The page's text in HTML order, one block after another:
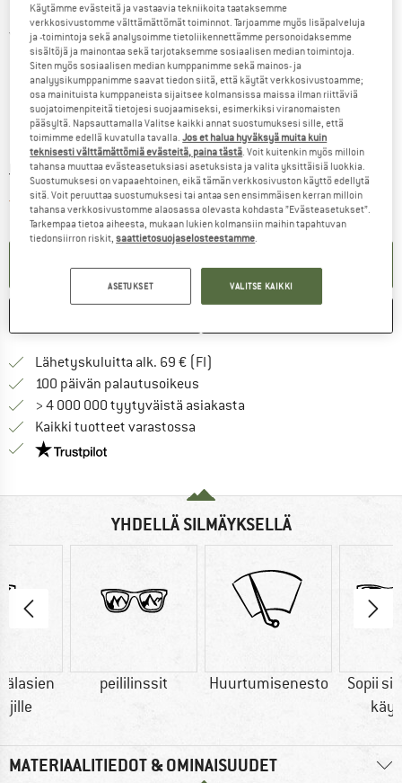
Yksityiskohtaiset tiedot
Hinta:
59,95€ sis. alv
lisätään LähetyskulutTietoa lähetyskuluista. Avautuu tietokentässä
Tuote on valitettavasti toistaiseksi loppunutLinkki avautuu tietokentässä
TEE ILMOITUSPYYNTÖ
Lähetyskuluitta alk. 69 € (FI)
100 päivän palautusoikeus
> 4 000 000 tyytyväistä asiakasta
Kaikki tuotteet varastossa
Meillä on Trustpilot -sertifiointi - lue lisää tästä!
YHDELLÄ SILMÄYKSELLÄ
peililinssit Huurtumisenesto
Sopii
MATERIAALITIEDOT & OMINAISUUDET
Käytämme evästeitä ja vastaavia tekniikoita taataksemme
verkkosivustomme välttämättömät toiminnot. Tarjoamme myös lisäpalveluja
ja -toimintoja sekä analysoimme tietoliikennettämme personoidaksemme
sisältöjä ja mainontaa sekä tarjotaksemme sosiaalisen median toimintoja.
Siten myös sosiaalisen median kumppanimme sekä mainos- ja
analyysikumppanimme saavat tiedon siitä, että käytät verkkosivustoamme;
osa mainituista kumppaneista sijaitsee kolmansissa maissa ilman riittäviä
suojatoimenpiteitä tietojesi suojaamiseksi, esimerkiksi viranomaisten
pääsyltä. Napsauttamalla Valitse kaikki annat suostumuksesi sille, että
toimimme edellä kuvatulla tavalla.Jos et halua hyväksyä muita kuin
teknisesti välttämättömiä evästeitä, paina tästä . Voit kuitenkin myös milloin
tahansa muuttaa evästeasetuksiasi asetuksista ja valita yksittäisiä luokkia.
Suostumuksesi on vapaaehtoinen, eikä tämän verkkosivuston käyttö edellytä
sitä. Voit peruuttaa suostumuksesi tai antaa sen ensimmäisen kerran milloin
tahansa verkkosivustomme alaosassa olevasta kohdasta ”Evästeasetukset”.
Tarkempaa tietoa aiheesta, mukaan lukien kolmansiin maihin tapahtuvan
tiedonsiirron riskit,saattietosuojaselosteestamme
ASETUKSET VALITSE KAIKKI